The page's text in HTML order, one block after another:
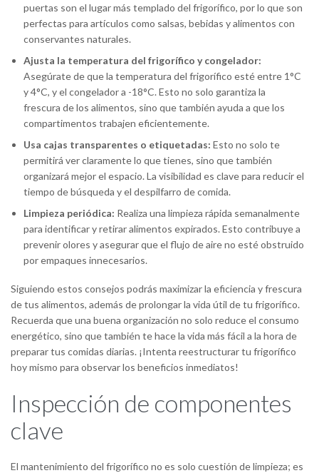
puertas son el lugar más templado del frigorífico, por lo que son
perfectas para artículos como salsas, bebidas y alimentos con
conservantes naturales.
Ajusta la temperatura del frigorífico y congelador:
Asegúrate de que la temperatura del frigorífico esté entre 1°C
y 4°C, y el congelador a -18°C. Esto no solo garantiza la
frescura de los alimentos, sino que también ayuda a que los
compartimentos trabajen eficientemente.
Usa cajas transparentes o etiquetadas: Esto no solo te
permitirá ver claramente lo que tienes, sino que también
organizará mejor el espacio. La visibilidad es clave para reducir el
tiempo de búsqueda y el despilfarro de comida.
Limpieza periódica: Realiza una limpieza rápida semanalmente
para identificar y retirar alimentos expirados. Esto contribuye a
prevenir olores y asegurar que el flujo de aire no esté obstruido
por empaques innecesarios.
Siguiendo estos consejos podrás maximizar la eficiencia y frescura
de tus alimentos, además de prolongar la vida útil de tu frigorífico.
Recuerda que una buena organización no solo reduce el consumo
energético, sino que también te hace la vida más fácil a la hora de
preparar tus comidas diarias. ¡Intenta reestructurar tu frigorífico
hoy mismo para observar los beneficios inmediatos!
Inspección de componentes
clave
El mantenimiento del frigorífico no es solo cuestión de limpieza; es